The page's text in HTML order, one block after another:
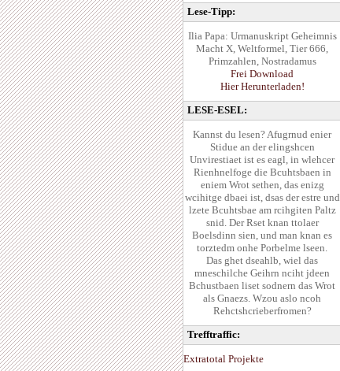
Lese-Tipp:
Ilia Papa: Urmanuskript Geheimnis
Macht X, Weltformel, Tier 666,
Primzahlen, Nostradamus
Frei Download
Hier Herunterladen!
LESE-ESEL:
Kannst du lesen? Afugrnud enier
Stidue an der elingshcen
Unvirestiaet ist es eagl, in wlehcer
Rienhnelfoge die Bcuhtsbaen in
eniem Wrot sethen, das enizg
wcihitge dbaei ist, dsas der estre und
lzete Bcuhtsbae am rcihgiten Paltz
snid. Der Rset knan ttolaer
Boelsdinn sien, und man knan es
torztedm onhe Porbelme lseen.
Das ghet dseahlb, wiel das
mneschilche Geihrn nciht jdeen
Bchustbaen liset sodnern das Wrot
als Gnaezs. Wzou aslo ncoh
Rehctshcrieberfromen?
Trefftraffic:
Extratotal Projekte